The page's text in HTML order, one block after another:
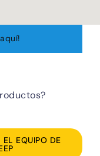
EQUIPO DE